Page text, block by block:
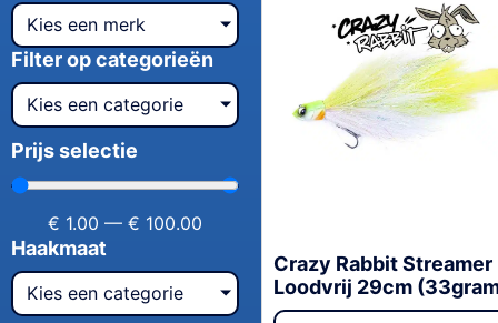
Kies een merk
Filter op categorieën
Kies een categorie
Prijs selectie
€ 1.00 — € 100.00
Haakmaat
Kies een categorie
Crazy Rabbit Streamer
Loodvrij 29cm